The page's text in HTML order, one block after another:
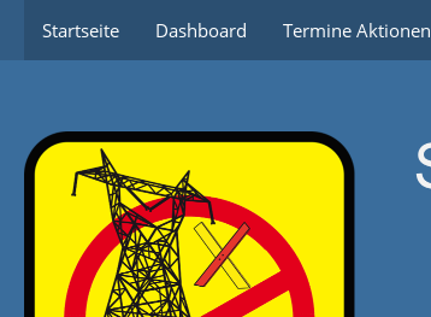
Startseite Dashboard Termine Aktionen